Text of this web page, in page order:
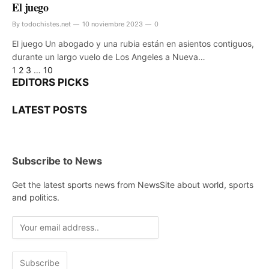
El juego
By todochistes.net 10 noviembre 2023 0
El juego Un abogado y una rubia están en asientos contiguos,
durante un largo vuelo de Los Angeles a Nueva…
1 2 3 … 10
EDITORS PICKS
LATEST POSTS
Subscribe to News
Get the latest sports news from NewsSite about world, sports
and politics.